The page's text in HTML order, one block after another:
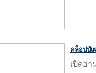
คล็อปป์
เปิดอ่า